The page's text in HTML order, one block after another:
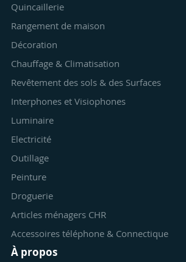
Quincaillerie
Rangement de maison
Décoration
Chauffage & Climatisation
Revêtement des sols & des Surfaces
Interphones et Visiophones
Luminaire
Electricité
Outillage
Peinture
Droguerie
Articles ménagers CHR
Accessoires téléphone & Connectique
À propos